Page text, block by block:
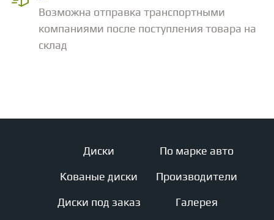
Возможна отправка транспортными
компаниями после поступления товара на
склад
Диски
Кованые диски
Диски под заказ
По марке авто
Производители
Галерея